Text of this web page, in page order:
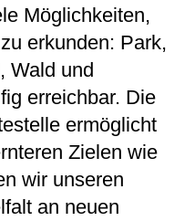
Möglichkeiten,
erkunden: Park,
Wald und
erreichbar. Die
ermöglicht
Zielen wie
wir unseren
an neuen